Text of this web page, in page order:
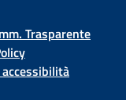
Trasparente